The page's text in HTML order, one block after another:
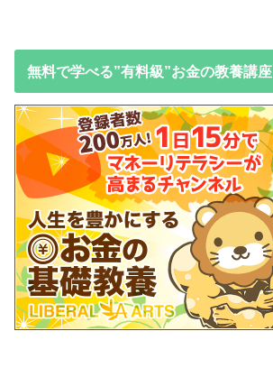
無料で学べる”有料級”お金の教養講座